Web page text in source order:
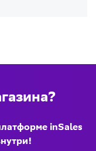
inSales